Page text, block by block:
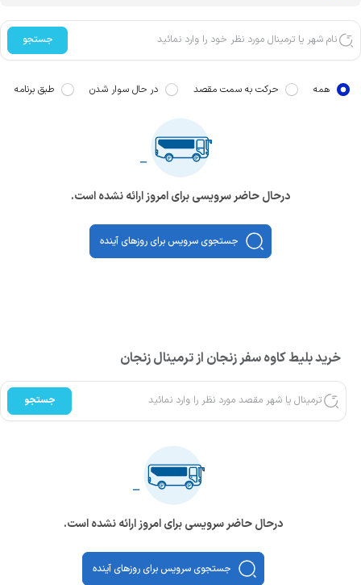
جستجو
همه حرکت به سمت مقصد در حال سوار شدن طبق برنامه
درحال حاضر سرویسی برای امروز ارائه نشده است.
جستجوی سرویس برای روزهای آینده
خرید بلیط کاوه سفر زنجان از ترمینال زنجان
جستجو
درحال حاضر سرویسی برای امروز ارائه نشده است.
جستجوی سرویس برای روزهای آینده